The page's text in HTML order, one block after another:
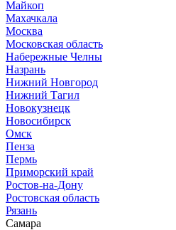
Майкоп
Махачкала
Москва
Московская область
Набережные Челны
Назрань
Нижний Новгород
Нижний Тагил
Новокузнецк
Новосибирск
Омск
Пенза
Пермь
Приморский край
Ростов-на-Дону
Ростовская область
Рязань
Самара